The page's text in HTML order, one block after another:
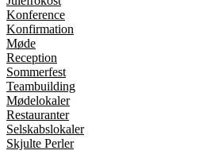
Konference
Konfirmation
Møde
Reception
Sommerfest
Teambuilding
Mødelokaler
Restauranter
Selskabslokaler
Skjulte Perler